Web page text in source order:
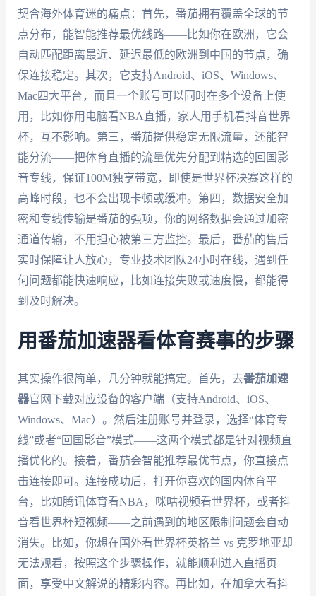
契合海外体育迷的痛点：首先，番茄拥有覆盖全球的节
点分布，能智能推荐最优线路——比如你在欧洲，它会
自动匹配距离最近、延迟最低的欧洲到中国的节点，确
保连接稳定。其次，它支持Android、iOS、Windows、
Mac四大平台，而且一个账号可以同时在多个设备上使
用，比如你用电脑看NBA直播，家人用手机看抖音世界
杯，互不影响。第三，番茄提供稳定无限流量，还能智
能分流——把体育直播的流量优先分配到精选的回国影
音专线，保证100M独享带宽，即使是世界杯决赛这样的
高峰时段，也不会出现卡顿或缓冲。第四，数据安全加
密和专线传输是番茄的强项，你的网络数据会通过加密
通道传输，不用担心被第三方监控。最后，番茄的售后
实时保障让人放心，专业技术团队24小时在线，遇到任
何问题都能快速响应，比如连接失败或速度慢，都能得
到及时解决。
用番茄加速器看体育赛事的步骤
其实操作很简单，几分钟就能搞定。首先，去番茄加速
器官网下载对应设备的客户端（支持Android、iOS、
Windows、Mac）。然后注册账号并登录，选择“体育专
线”或者“回国影音”模式——这两个模式都是针对视频直
播优化的。接着，番茄会智能推荐最优节点，你直接点
击连接即可。连接成功后，打开你喜欢的国内体育平
台，比如腾讯体育看NBA，咪咕视频看世界杯，或者抖
音看世界杯短视频——之前遇到的地区限制问题会自动
消失。比如，你想在国外看世界杯英格兰 vs 克罗地亚却
无法观看，按照这个步骤操作，就能顺利进入直播页
面，享受中文解说的精彩内容。再比如，在加拿大看抖